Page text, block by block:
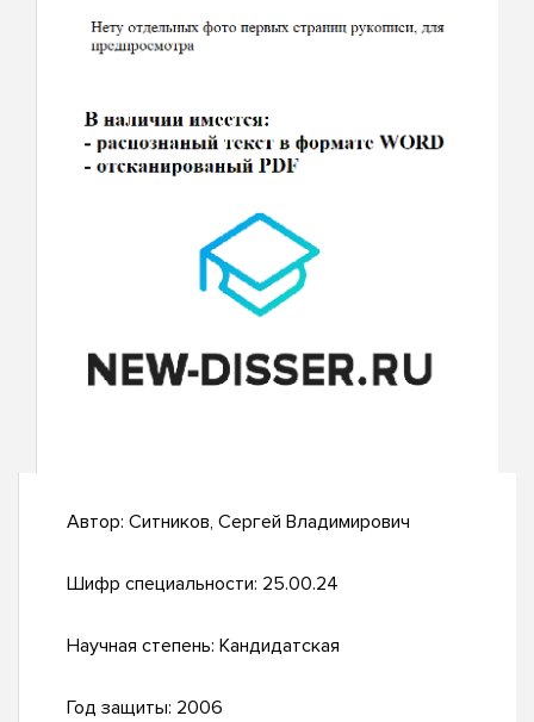
Автор: Ситников, Сергей Владимирович
Шифр специальности: 25.00.24
Научная степень: Кандидатская
Год защиты: 2006